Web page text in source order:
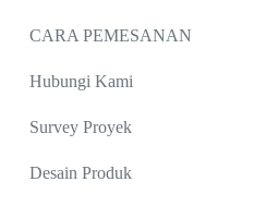
CARA PEMESANAN
Hubungi Kami
Survey Proyek
Desain Produk